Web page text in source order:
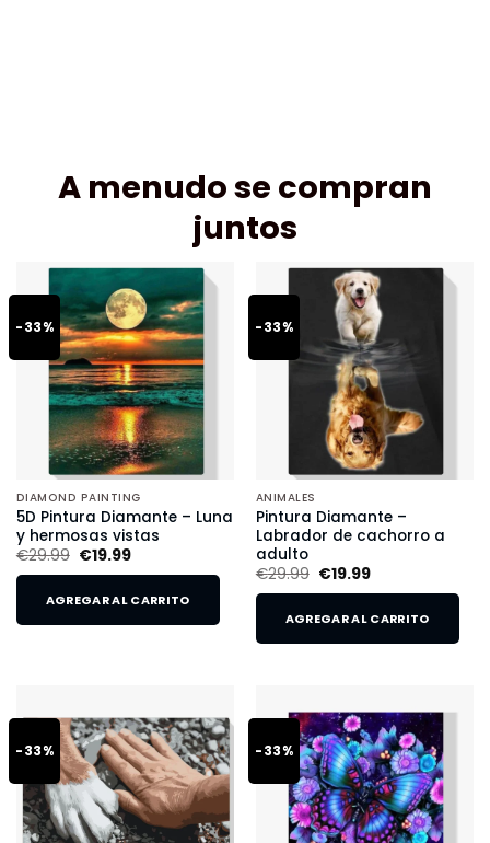
A menudo se compran
juntos
-33%
DIAMOND PAINTING
5D Pintura Diamante – Luna
y hermosas vistas
€29.99 €19.99
AGREGAR AL CARRITO
-33%
ANIMALES
Pintura Diamante –
Labrador de cachorro a
adulto
€29.99 €19.99
AGREGAR AL CARRITO
-33% -33%